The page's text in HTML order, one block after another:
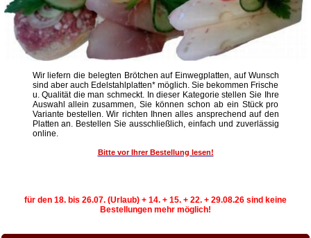
Wir liefern die belegten Brötchen auf Einwegplatten, auf Wunsch
sind aber auch Edelstahlplatten* möglich. Sie bekommen Frische
u. Qualität die man schmeckt. In dieser Kategorie stellen Sie Ihre
Auswahl allein zusammen, Sie können schon ab ein Stück pro
Variante bestellen. Wir richten Ihnen alles ansprechend auf den
Platten an. Bestellen Sie ausschließlich, einfach und zuverlässig
online.
Bitte vor Ihrer Bestellung lesen!
für den 18. bis 26.07. (Urlaub) + 14. + 15. + 22. + 29.08.26 sind keine
Bestellungen mehr möglich!